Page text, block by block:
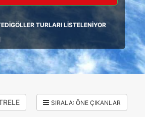
TURLARI LİSTELENİYOR